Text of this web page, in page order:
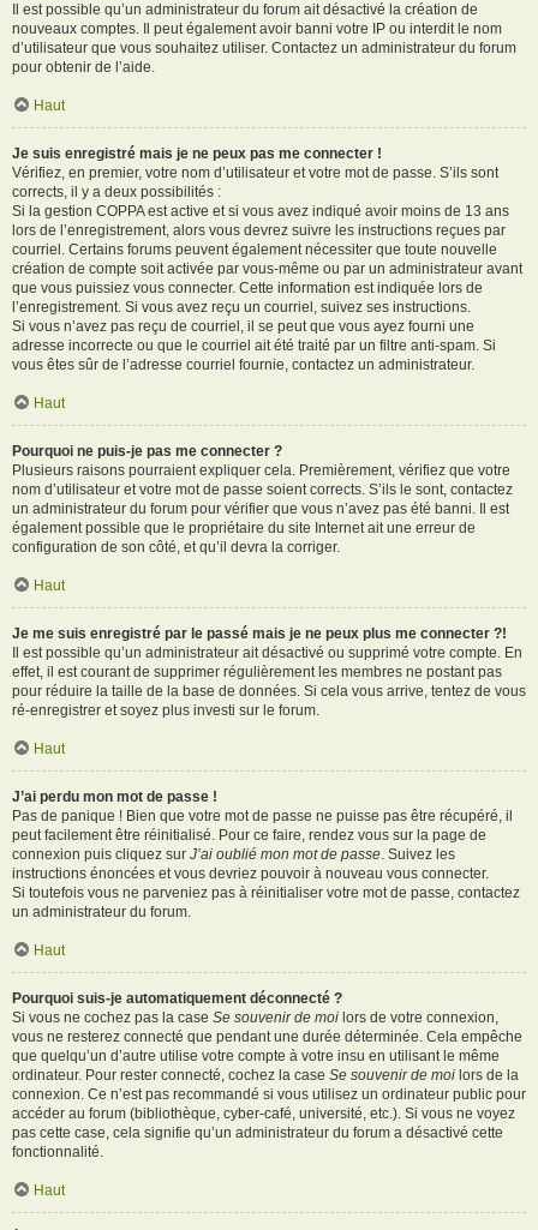
Il est possible qu’un administrateur du forum ait désactivé la création de
nouveaux comptes. Il peut également avoir banni votre IP ou interdit le nom
d’utilisateur que vous souhaitez utiliser. Contactez un administrateur du forum
pour obtenir de l’aide.
Haut
Je suis enregistré mais je ne peux pas me connecter !
Vérifiez, en premier, votre nom d’utilisateur et votre mot de passe. S’ils sont
corrects, il y a deux possibilités :
Si la gestion COPPA est active et si vous avez indiqué avoir moins de 13 ans
lors de l’enregistrement, alors vous devrez suivre les instructions reçues par
courriel. Certains forums peuvent également nécessiter que toute nouvelle
création de compte soit activée par vous-même ou par un administrateur avant
que vous puissiez vous connecter. Cette information est indiquée lors de
l’enregistrement. Si vous avez reçu un courriel, suivez ses instructions.
Si vous n’avez pas reçu de courriel, il se peut que vous ayez fourni une
adresse incorrecte ou que le courriel ait été traité par un filtre anti-spam. Si
vous êtes sûr de l’adresse courriel fournie, contactez un administrateur.
Haut
Pourquoi ne puis-je pas me connecter ?
Plusieurs raisons pourraient expliquer cela. Premièrement, vérifiez que votre
nom d’utilisateur et votre mot de passe soient corrects. S’ils le sont, contactez
un administrateur du forum pour vérifier que vous n’avez pas été banni. Il est
également possible que le propriétaire du site Internet ait une erreur de
configuration de son côté, et qu’il devra la corriger.
Haut
Je me suis enregistré par le passé mais je ne peux plus me connecter ?!
Il est possible qu’un administrateur ait désactivé ou supprimé votre compte. En
effet, il est courant de supprimer régulièrement les membres ne postant pas
pour réduire la taille de la base de données. Si cela vous arrive, tentez de vous
ré-enregistrer et soyez plus investi sur le forum.
Haut
J’ai perdu mon mot de passe !
Pas de panique ! Bien que votre mot de passe ne puisse pas être récupéré, il
peut facilement être réinitialisé. Pour ce faire, rendez vous sur la page de
connexion puis cliquez sur J’ai oublié mon mot de passe. Suivez les
instructions énoncées et vous devriez pouvoir à nouveau vous connecter.
Si toutefois vous ne parveniez pas à réinitialiser votre mot de passe, contactez
un administrateur du forum.
Haut
Pourquoi suis-je automatiquement déconnecté ?
Si vous ne cochez pas la case Se souvenir de moi lors de votre connexion,
vous ne resterez connecté que pendant une durée déterminée. Cela empêche
que quelqu’un d’autre utilise votre compte à votre insu en utilisant le même
ordinateur. Pour rester connecté, cochez la case Se souvenir de moi lors de la
connexion. Ce n’est pas recommandé si vous utilisez un ordinateur public pour
accéder au forum (bibliothèque, cyber-café, université, etc.). Si vous ne voyez
pas cette case, cela signifie qu’un administrateur du forum a désactivé cette
fonctionnalité.
Haut